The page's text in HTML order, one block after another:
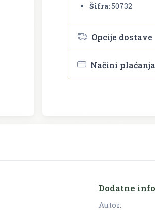
Šifra:50732
Opcije dostave
Načini plaćanja
Dodatne
Autor: